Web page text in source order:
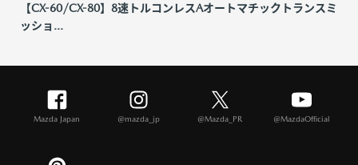
【CX-60/CX-80】8速トルコンレスAオートマチックトランスミ
ッショ...
Mazda Japan @mazda_jp @Mazda_PR @MazdaOfficial